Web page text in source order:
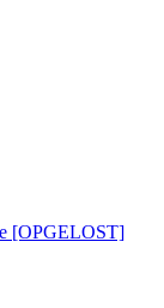
[OPGELOST]